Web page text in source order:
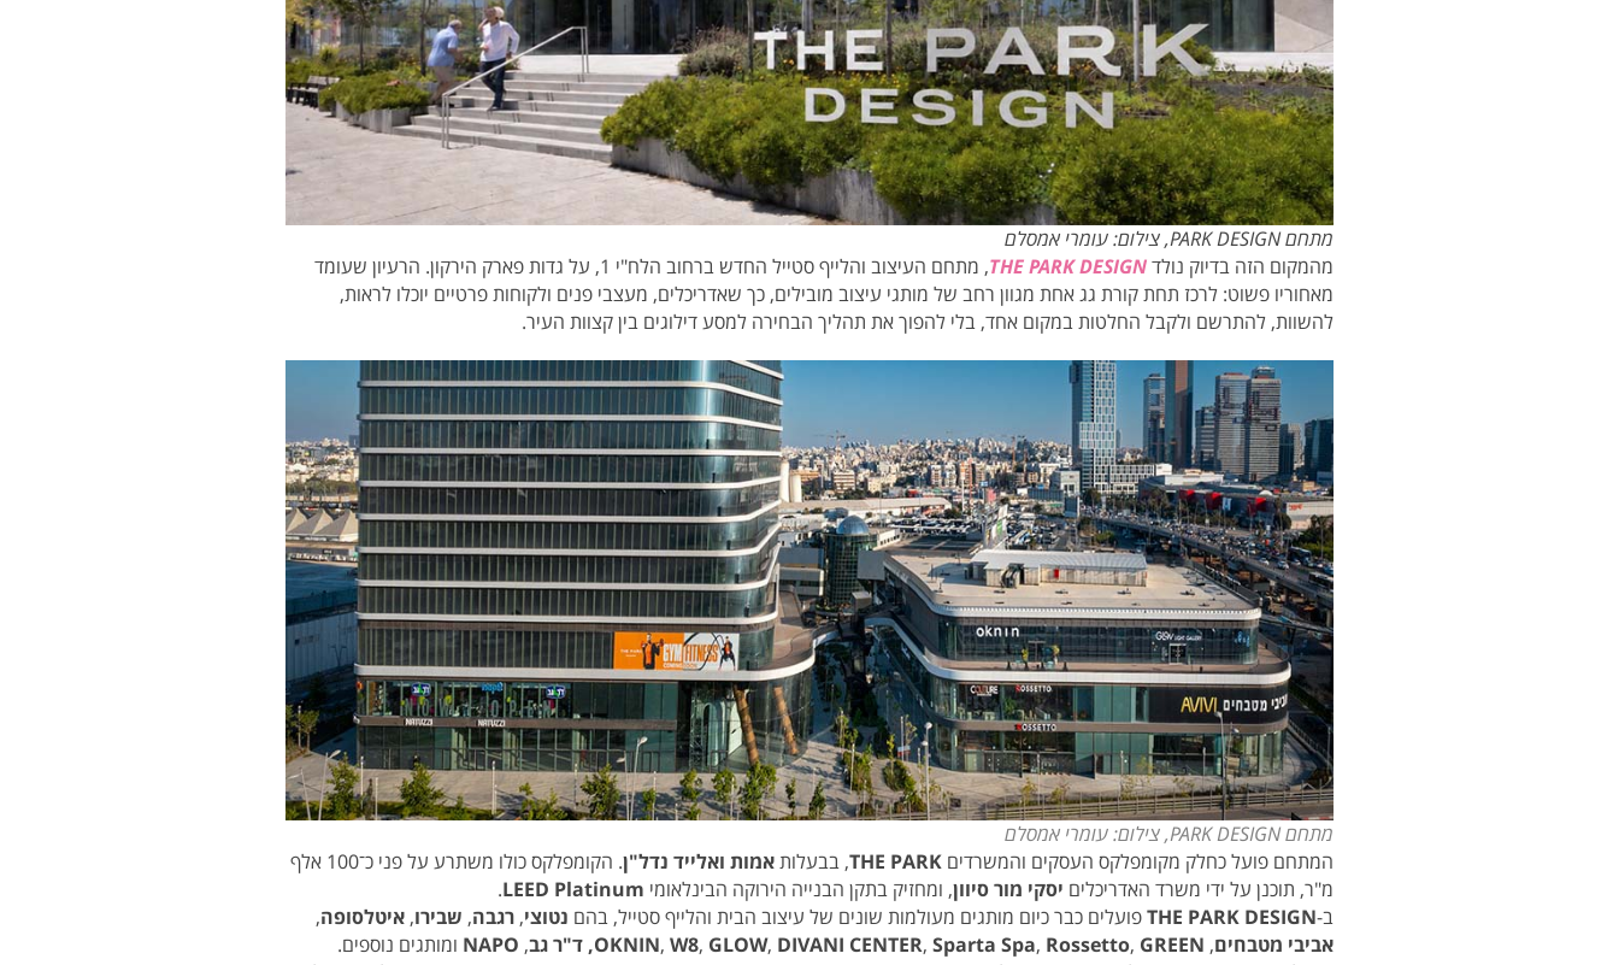
מתחם PARK DESIGN, צילום: עומרי אמסלם
מהמקום הזה בדיוק נולדTHE PARK DESIGN
, מתחם העיצוב והלייף סטייל החדש ברחוב הלח"י 1, על גדות פארק הירקון. הרעיון שעומד
מאחוריו פשוט: לרכז תחת קורת גג אחת מגוון רחב של מותגי עיצוב מובילים, כך שאדריכלים, מעצבי פנים ולקוחות פרטיים יוכלו לראות,
להשוות, להתרשם ולקבל החלטות במקום אחד, בלי להפוך את תהליך הבחירה למסע דילוגים בין קצוות העיר.
מתחם PARK DESIGN, צילום: עומרי אמסלם
המתחם פועל כחלק מקומפלקס העסקים והמשרדים THE PARK, בבעלותאמות ואלייד נדל"ן
. הקומפלקס כולו משתרע על פני כ־100 אלף
מ"ר, תוכנן על ידי משרד האדריכלים יסקי מור סיוון, ומחזיק בתקן הבנייה הירוקה הבינלאומי LEED Platinum
.
ב-THE PARK DESIGNפועלים כבר כיום מותגים מעולמות שונים של עיצוב הבית והלייף סטייל, בהם נטוצי, רגבה, שבירו, איטלסופה,
אביבי מטבחים,
OKNIN, W8, GLOW, DIVANI CENTER, Sparta Spa, Rossetto, GREEN, ד"ר גב ,
NAPO ומותגים נוספים.